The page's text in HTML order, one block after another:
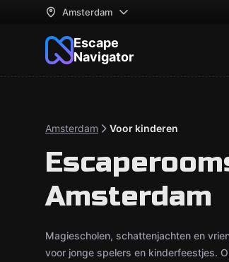
Amsterdam
Escape
Navigator
Amsterdam Voor kinderen
Amsterdam
Magiescholen, schattenjachten en
voor jonge spelers en kinderfeestjes.